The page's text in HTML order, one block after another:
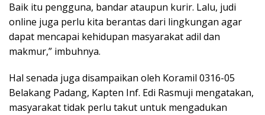
Baik itu pengguna, bandar ataupun kurir. Lalu, judi
online juga perlu kita berantas dari lingkungan agar
dapat mencapai kehidupan masyarakat adil dan
makmur,” imbuhnya.
Hal senada juga disampaikan oleh Koramil 0316-05
Belakang Padang, Kapten Inf. Edi Rasmuji mengatakan,
masyarakat tidak perlu takut untuk mengadukan